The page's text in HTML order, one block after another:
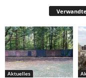
Aktuelles